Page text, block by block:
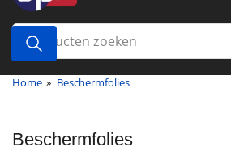
Producten
zoeken
Home » Beschermfolies
Beschermfolies